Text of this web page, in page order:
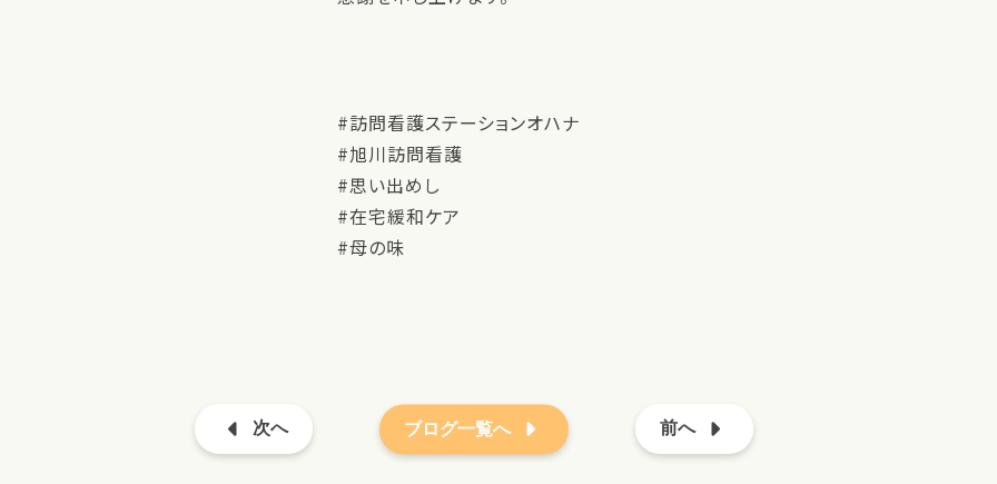
#訪問看護ステーションオハナ
#旭川訪問看護
#思い出めし
#在宅緩和ケア
#母の味
次へ 前へ
ブログ一覧へ